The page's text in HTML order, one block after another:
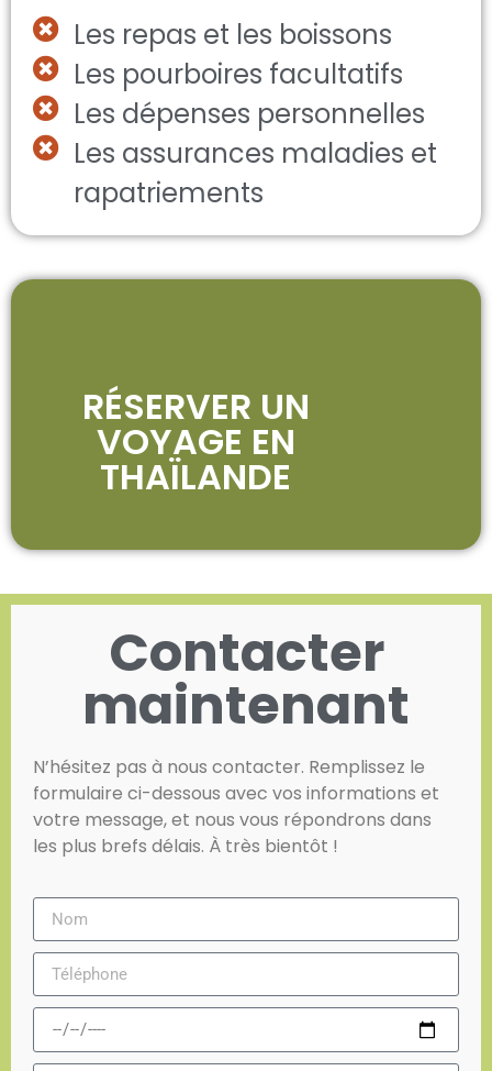
Les repas et les boissons
Les pourboires facultatifs
Les dépenses personnelles
Les assurances maladies et
rapatriements
RÉSERVER UN
VOYAGE EN
THAÏLANDE
Contacter
maintenant
N’hésitez pas à nous contacter. Remplissez le
formulaire ci-dessous avec vos informations et
votre message, et nous vous répondrons dans
les plus brefs délais. À très bientôt !